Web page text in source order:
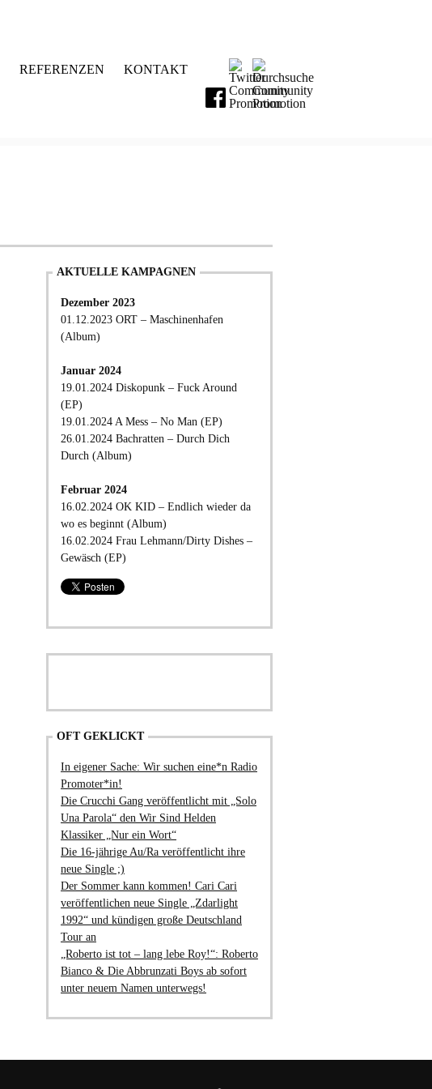
REFERENZEN KONTAKT
AKTUELLE KAMPAGNEN
Dezember 2023
01.12.2023 ORT – Maschinenhafen
(Album)
Januar 2024
19.01.2024 Diskopunk – Fuck Around
(EP)
19.01.2024 A Mess – No Man (EP)
26.01.2024 Bachratten – Durch Dich
Durch (Album)
Februar 2024
16.02.2024 OK KID – Endlich wieder da
wo es beginnt (Album)
16.02.2024 Frau Lehmann/Dirty Dishes –
Gewäsch (EP)
OFT GEKLICKT
In eigener Sache: Wir suchen eine*n Radio
Promoter*in!
Die Crucchi Gang veröffentlicht mit „Solo
Una Parola“ den Wir Sind Helden
Klassiker „Nur ein Wort“
Die 16-jährige Au/Ra veröffentlicht ihre
neue Single ;)
Der Sommer kann kommen! Cari Cari
veröffentlichen neue Single „Zdarlight
1992“ und kündigen große Deutschland
Tour an
„Roberto ist tot – lang lebe Roy!“: Roberto
Bianco & Die Abbrunzati Boys ab sofort
unter neuem Namen unterwegs!